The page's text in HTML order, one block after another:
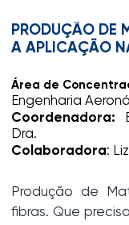
PRODUÇÃO DE
A APLICAÇÃO
Área de
Engenharia
Coordenadora:
Dra.
Colaboradora:
Produção de
fibras. Que